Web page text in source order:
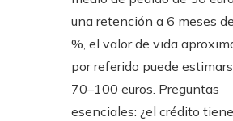
una retención a 6 meses
%, el valor de vida
por referido puede
70–100 euros. Preguntas
esenciales: ¿el crédito tiene